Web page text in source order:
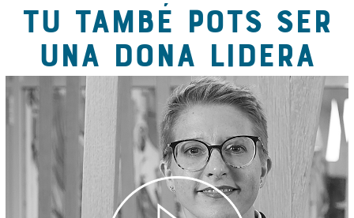
TU TAMBÉ POTS SER
UNA DONA LIDERA